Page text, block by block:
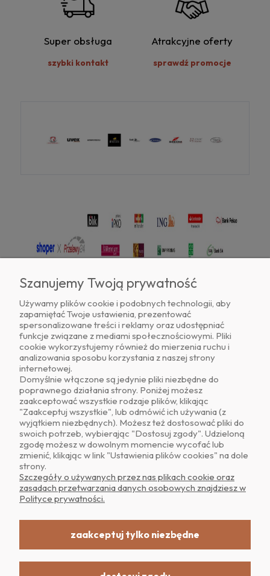
Super obsługa
szybki kontakt
Atrakcyjne oferty
sprawdź promocje
Znajdź nas na
O NAS
OBSŁUGA KLIENTA
POMOC
MOJE KONTO
Szanujemy Twoją prywatność
Używamy plików cookie i podobnych technologii, aby
zapamiętać Twoje ustawienia, prezentować
spersonalizowane treści i reklamy oraz udostępniać
funkcje związane z mediami społecznościowymi. Pliki
cookie wykorzystujemy również do mierzenia ruchu i
analizowania sposobu korzystania z naszej strony
internetowej.
Domyślnie włączone są jedynie pliki niezbędne do
poprawnego działania strony. Poniżej możesz
zaakceptować wszystkie rodzaje plików, klikając
"Zaakceptuj wszystkie", lub odmówić ich używania (z
wyjątkiem niezbędnych). Możesz też dostosować pliki do
swoich potrzeb, wybierając "Dostosuj zgody". Udzieloną
zgodę możesz w dowolnym momencie wycofać lub
zmienić, klikając w link "Ustawienia plików cookies" na dole
strony.
Szczegóły o używanych przez nas plikach cookie oraz
zasadach przetwarzania danych osobowych znajdziesz w
Polityce prywatności.
zaakceptuj tylko niezbędne